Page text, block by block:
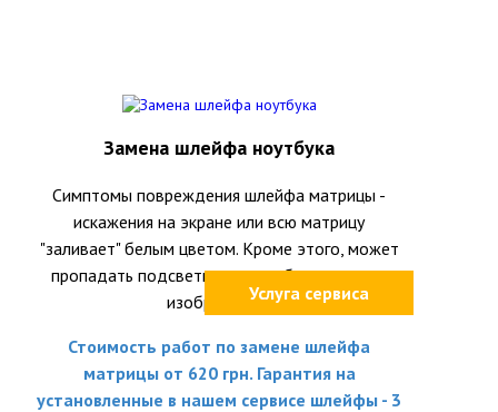
Услуга сервиса
Замена шлейфа ноутбука
Симптомы повреждения шлейфа матрицы -
искажения на экране или всю матрицу
"заливает" белым цветом. Кроме этого, может
пропадать подсветка или вообще исчезать
изображение.
Стоимость работ по замене шлейфа
матрицы от 620 грн. Гарантия на
установленные в нашем сервисе шлейфы - 3